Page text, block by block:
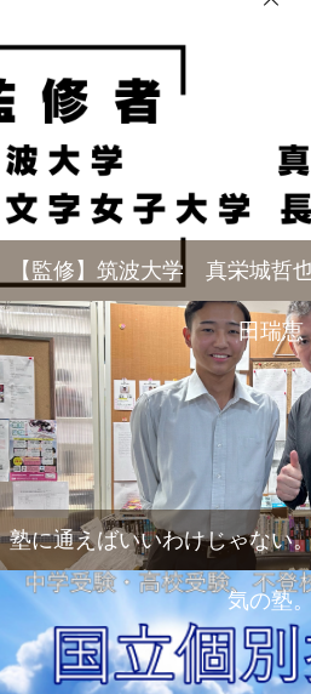
【監修】筑波大学 真栄城
田瑞恵
塾に通えばいいわけじゃない
気の塾。